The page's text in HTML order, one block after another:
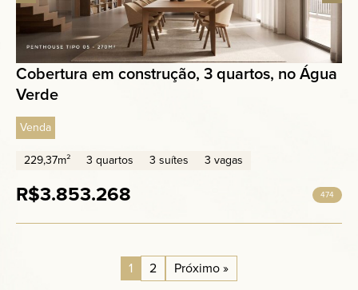
Cobertura em construção, 3 quartos, no Água
Verde
Venda
229,37m²
3 quartos 3 suítes 3 vagas
R$3.853.268 474
1 2 Próximo »